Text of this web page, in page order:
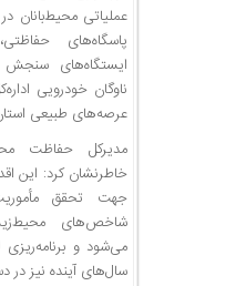
عملیاتی محیط‌بانان
پاسگاه‌های
ایستگاه‌های
ناوگان خودرویی
عرصه‌های طبیعی
مدیرکل حفاظت
خاطرنشان کرد: این
جهت تحقق
شاخص‌های
می‌شود و برنامه‌ریزی
سال‌های آینده نیز در